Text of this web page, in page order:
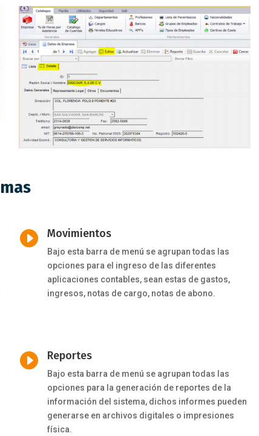
 Movimientos
Bajo esta barra de menú se agrupan todas las
opciones para el ingreso de las diferentes
aplicaciones contables, sean estas de gastos,
ingresos, notas de cargo, notas de abono.
 Reportes
Bajo esta barra de menú se agrupan todas las
opciones para la generación de reportes de la
información del sistema, dichos informes pueden
generarse en archivos digitales o impresiones
física.